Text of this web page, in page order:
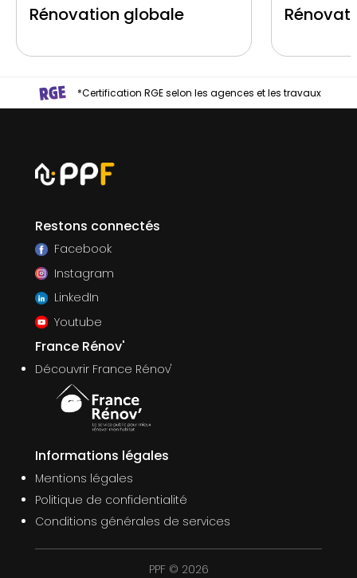
Rénovation globale
*Certification RGE selon les agences et les travaux
Restons connectés
Facebook
Instagram
LinkedIn
Youtube
France Rénov'
Découvrir France Rénov'
Informations légales
Mentions légales
Politique de confidentialité
Conditions générales de services
PPF © 2026